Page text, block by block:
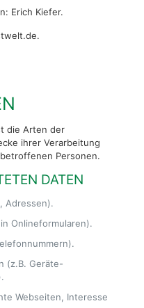
Erich Kiefer.
die Arten der
ihrer Verarbeitung
Personen.
DATEN
Adressen).
Onlineformularen).
(z.B. Geräte-
Webseiten, Interesse